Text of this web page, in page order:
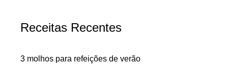
Receitas Recentes
3 molhos para refeições de verão